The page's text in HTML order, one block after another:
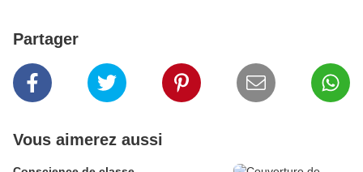
Partager
Vous aimerez aussi